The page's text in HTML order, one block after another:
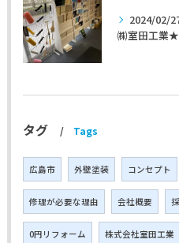
2024/02/
タグ Tags
広島市 外壁塗装 コンセプト
修理が必要な理由 会社概要
0円リフォーム 株式会社室田工業